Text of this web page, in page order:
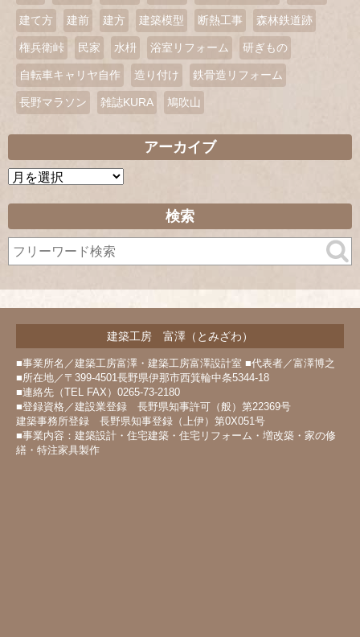
建て方 建前 建方 建築模型 断熱工事 森林鉄道跡
権兵衛峠 民家 水枡 浴室リフォーム 研ぎもの
自転車キャリヤ自作 造り付け 鉄骨造リフォーム
長野マラソン 雑誌KURA 鳩吹山
アーカイブ
ア
イ
ブ
検索
建築工房 富澤（とみざわ）
■事業所名／建築工房富澤・建築工房富澤設計室 ■代表者／富澤博之
■所在地／〒399-4501長野県伊那市西箕輪中条5344-18
■連絡先（TEL FAX）0265-73-2180
■登録資格／建設業登録 長野県知事許可（般）第22369号
建築事務所登録 長野県知事登録（上伊）第0X051号
■事業内容：建築設計・住宅建築・住宅リフォーム・増改築・家の修
繕・特注家具製作